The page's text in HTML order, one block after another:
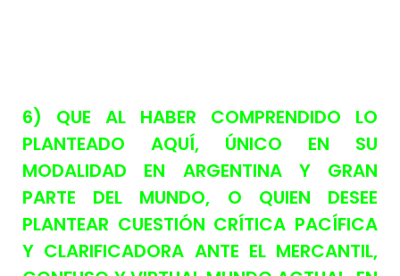
6) QUE AL HABER COMPRENDIDO LO
PLANTEADO AQUÍ, ÚNICO EN SU
MODALIDAD EN ARGENTINA Y GRAN
PARTE DEL MUNDO, O QUIEN DESEE
PLANTEAR CUESTIÓN CRÍTICA PACÍFICA
Y CLARIFICADORA ANTE EL MERCANTIL,